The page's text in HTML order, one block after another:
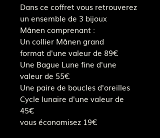
Dans ce coffret vous retrouverez
un ensemble de 3 bijoux
Månen comprenant :
Un collier Månen grand
format d'une valeur de 89€
Une Bague Lune fine d'une
valeur de 55€
Une paire de boucles d'oreilles
Cycle lunaire d'une valeur de
45€
vous économisez 19€